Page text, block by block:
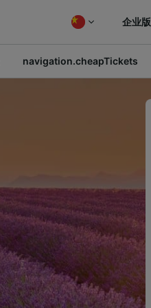
企业版
navigation.cheapTickets